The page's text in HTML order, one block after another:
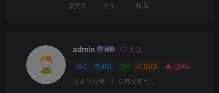
点赞 5 分享 收藏
admin 关注
0 455 0 5663 1.2W+
这家伙很懒，什么都没有写...